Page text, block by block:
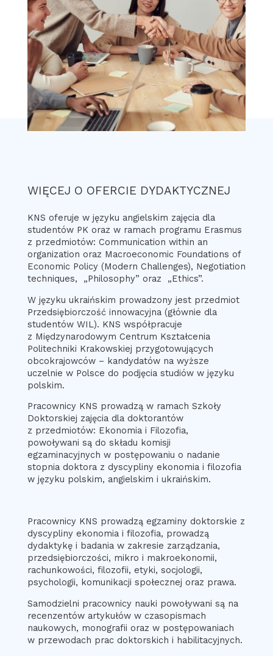
WIĘCEJ O OFERCIE DYDAKTYCZNEJ
KNS oferuje w języku angielskim zajęcia dla
studentów PK oraz w ramach programu Erasmus
z przedmiotów: Communication within an
organization oraz Macroeconomic Foundations of
Economic Policy (Modern Challenges), Negotiation
techniques, „Philosophy” oraz „Ethics”.
W języku ukraińskim prowadzony jest przedmiot
Przedsiębiorczość innowacyjna (głównie dla
studentów WIL). KNS współpracuje
z Międzynarodowym Centrum Kształcenia
Politechniki Krakowskiej przygotowujących
obcokrajowców – kandydatów na wyższe
uczelnie w Polsce do podjęcia studiów w języku
polskim.
Pracownicy KNS prowadzą w ramach Szkoły
Doktorskiej zajęcia dla doktorantów
z przedmiotów: Ekonomia i Filozofia,
powoływani są do składu komisji
egzaminacyjnych w postępowaniu o nadanie
stopnia doktora z dyscypliny ekonomia i filozofia
w języku polskim, angielskim i ukraińskim.
Pracownicy KNS prowadzą egzaminy doktorskie z
dyscypliny ekonomia i filozofia, prowadzą
dydaktykę i badania w zakresie zarządzania,
przedsiębiorczości, mikro i makroekonomii,
rachunkowości, filozofii, etyki, socjologii,
psychologii, komunikacji społecznej oraz prawa.
Samodzielni pracownicy nauki powoływani są na
recenzentów artykułów w czasopismach
naukowych, monografii oraz w postępowaniach
w przewodach prac doktorskich i habilitacyjnych.